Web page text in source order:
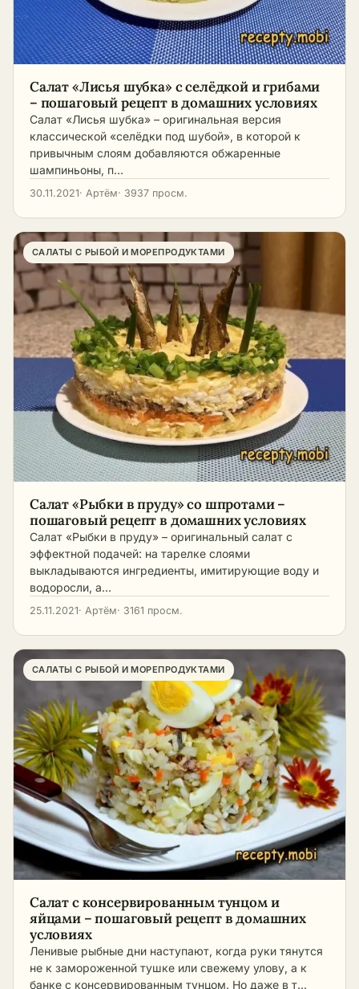
Салат «Лисья шубка» с селёдкой и грибами
– пошаговый рецепт в домашних условиях
Салат «Лисья шубка» – оригинальная версия
классической «селёдки под шубой», в которой к
привычным слоям добавляются обжаренные
шампиньоны, п…
30.11.2021· Артём· 3937 просм.
САЛАТЫ С РЫБОЙ И МОРЕПРОДУКТАМИ
Салат «Рыбки в пруду» со шпротами –
пошаговый рецепт в домашних условиях
Салат «Рыбки в пруду» – оригинальный салат с
эффектной подачей: на тарелке слоями
выкладываются ингредиенты, имитирующие воду и
водоросли, а…
25.11.2021· Артём· 3161 просм.
САЛАТЫ С РЫБОЙ И МОРЕПРОДУКТАМИ
Салат с консервированным тунцом и
яйцами – пошаговый рецепт в домашних
условиях
Ленивые рыбные дни наступают, когда руки тянутся
не к замороженной тушке или свежему улову, а к
банке с консервированным тунцом. Но даже в т…